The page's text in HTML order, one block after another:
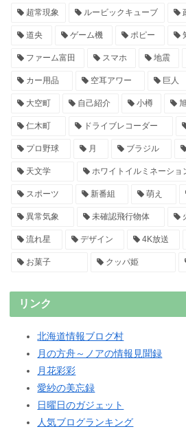
超常現象 ルービックキューブ
道央 ゲーム機 ポピー
ファーム富田 スマホ 地震
カー用品 空耳アワー 巨人
大空町 自己紹介 小樽
仁木町 ドライブレコーダー
プロ野球 月 ブラジル
天文学 ホワイトイルミネーショ
スポーツ 新番組 萌え
異常気象 未確認飛行物体
流れ星 デザイン 4K放送
お菓子 クッパ姫
リンク
北海道情報ブログ村
月の方舟～ノアの情報見聞録
月花彩彩
愛紗の美忘録
日曜日のガジェット
人気ブログランキング